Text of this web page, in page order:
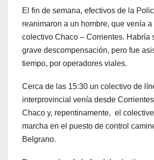
El fin de semana, efectivos de la
reanimaron a un hombre, que venía a
colectivo Chaco – Corrientes. Habría
grave descompensación, pero fue
tiempo, por operadores viales.
Cerca de las 15:30 un colectivo de
interprovincial venía desde
Chaco y, repentinamente, el
marcha en el puesto de control
Belgrano.